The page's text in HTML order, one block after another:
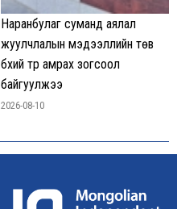
Наранбулаг суманд аялал
жуулчлалын мэдээллийн төв
бүхий түр амрах зогсоол
байгуулжээ
2026-08-10